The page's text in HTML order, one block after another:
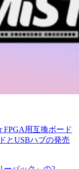
FPGA用互換ボード
とUSBハブの発売